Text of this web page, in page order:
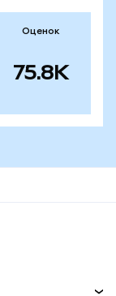
Оценок
75.8K